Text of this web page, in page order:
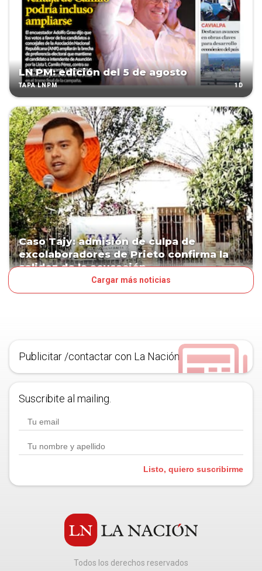
LN PM: edición del 5 de agosto
TAPA LNPM 1D
Caso Tajy: admisión de culpa de
excolaboradores de Prieto confirma la
solidez de la acusación
Cargar más noticias
Publicitar /contactar con La Nación
Suscribite al mailing.
Listo, quiero suscribirme
Todos los derechos reservados